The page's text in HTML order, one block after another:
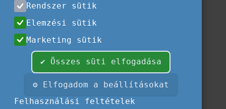
Rendszer sütik
Elemzési sütik
Marketing sütik
✔ Összes süti elfogadása
⚙ Elfogadom a beállításokat
Felhasználási feltételek